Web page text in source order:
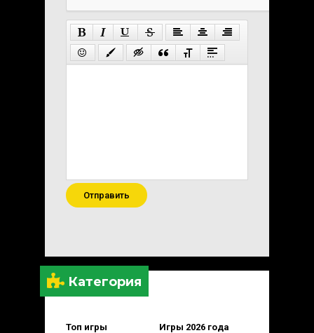
Категория
Топ игры Игры 2026 года
Отправить